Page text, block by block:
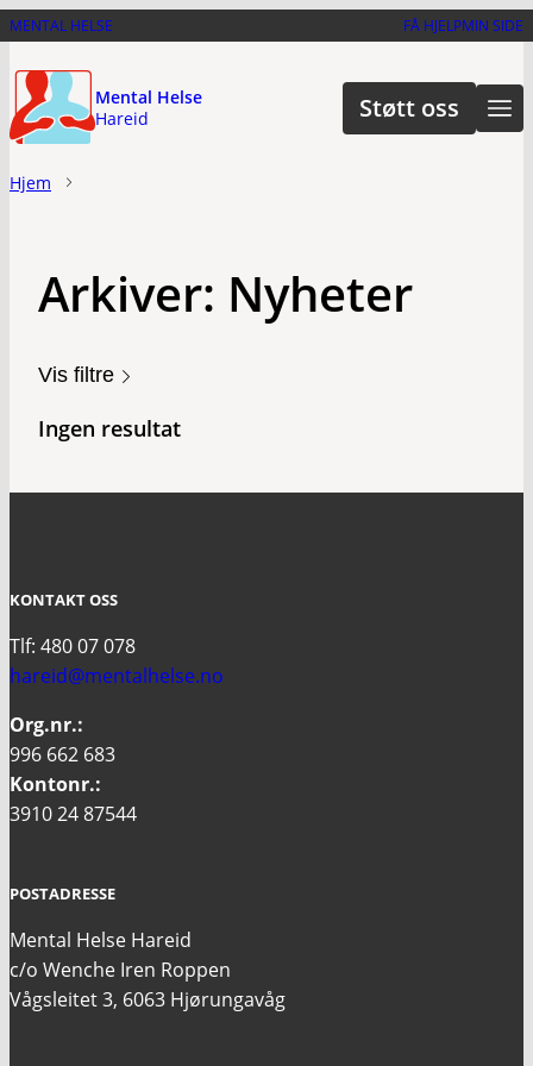
Hopp
hovedinnhold
MENTAL HELSE FÅ HJELPMIN SIDE
Mental Helse
Hareid
Støtt oss
Hjem
Arkiver: Nyheter
Vis filtre
Ingen resultat
KONTAKT OSS
Tlf: 480 07 078
hareid@mentalhelse.no
Org.nr.:
996 662 683
Kontonr.:
3910 24 87544
POSTADRESSE
Mental Helse Hareid
c/o Wenche Iren Roppen
Vågsleitet 3, 6063 Hjørungavåg